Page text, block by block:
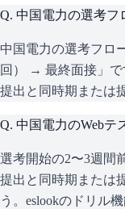
Q. 中国電力の選考フ
中国電力の選考フロ
回） → 最終面接」で
提出と同時期または
Q. 中国電力のWebテ
選考開始の2〜3週間
提出と同時期または
う。eslookのドリル